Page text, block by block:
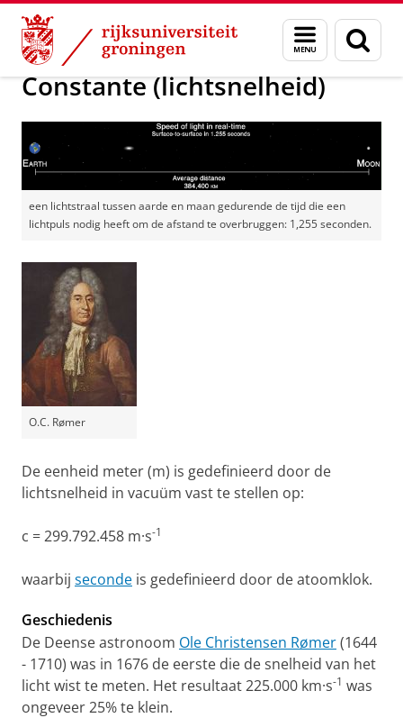
Skip
Content
Skip
Navigation
Menu
en
zoeken
Groningen Academy for Radiation Protection
Constante (lichtsnelheid)
een lichtstraal tussen aarde en maan gedurende de tijd die een
lichtpuls nodig heeft om de afstand te overbruggen: 1,255 seconden.
O.C. Rømer
De eenheid meter (m) is gedefinieerd door de
lichtsnelheid in vacuüm vast te stellen op:
c = 299.792.458 m·s-1
waarbij seconde is gedefinieerd door de atoomklok.
Geschiedenis
De Deense astronoom Ole Christensen Rømer(1644
- 1710) was in 1676 de eerste die de snelheid van het
licht wist te meten. Het resultaat 225.000 km·s-1 was
ongeveer 25% te klein.